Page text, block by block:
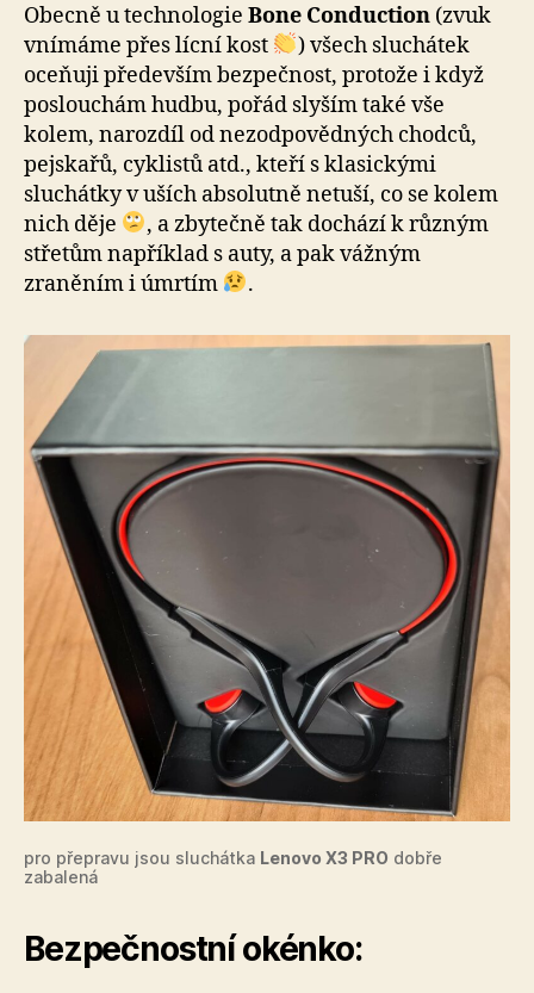
Obecně u technologie Bone Conduction (zvuk
vnímáme přes lícní kost
) všech sluchátek
oceňuji především bezpečnost, protože i když
poslouchám hudbu, pořád slyším také vše
kolem, narozdíl od nezodpovědných chodců,
pejskařů, cyklistů atd., kteří s klasickými
sluchátky v uších absolutně netuší, co se kolem
nich děje
, a zbytečně tak dochází k různým
střetům například s auty, a pak vážným
zraněním i úmrtím
.
pro přepravu jsou sluchátka Lenovo X3 PRO dobře
zabalená
Bezpečnostní okénko: